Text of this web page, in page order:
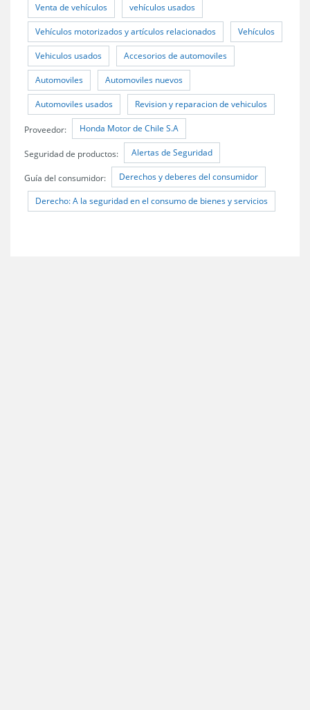
Venta de vehículos vehículos usados
Vehículos motorizados y artículos relacionados Vehículos
Vehiculos usados Accesorios de automoviles
Automoviles Automoviles nuevos
Automoviles usados Revision y reparacion de vehiculos
Proveedor: Honda Motor de Chile S.A
Seguridad de productos: Alertas de Seguridad
Guía del consumidor: Derechos y deberes del consumidor
Derecho: A la seguridad en el consumo de bienes y servicios